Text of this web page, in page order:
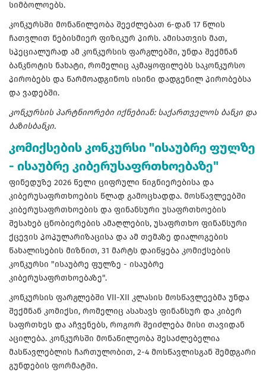
სიმბოლოებს.
კონკურსში მონაწილეობა შეეძლებათ 6-დან 17 წლის
ჩათვლით ნებისმიერ ფიზიკურ პირს. ამისათვის მათ,
სპეციალურად ამ კონკურსის ფარგლებში, უნდა შექმნან
ბანკნოტის ნახატი, რომელიც აკმაყოფილებს საკონკურსო
პირობებს და წარმოადგინოს ისინი დადგენილ პირობებსა
და ვადებში.
კონკურსის პარტნიორები იქნებიან: საქართველოს ბანკი და
ბაზისბანკი.
კომიქსების კონკურსი "ისაუბრე ფულზე
- ისაუბრე კიბერუსაფრთხოებაზე"
ფინედუზე 2026 წელი ციფრული წიგნიერებისა და
კიბერუსაფრთხოების წლად გამოცხადდა. მოსწავლეებში
კიბერუსაფრთხოების და ფინანსური უსაფრთხოების
შესახებ ცნობიერების ამაღლების, უსაფრთხო ფინანსური
ქცევის პოპულარიზაცისა და ამ თემაზე დიალოგების
წახალისების მიზნით, 31 მარტს დაიწყება კომიქსების
კონკურსი "ისაუბრე ფულზე - ისაუბრე
კიბერუსაფრთხოებაზე".
კონკურსის ფარგლებში VII-XII კლასის მოსწავლეებმა უნდა
შექმნან კომიქსი, რომელიც ასახავს ფინანსურ და კიბერ
საფრთხეს და აჩვენებს, როგორ შეიძლება მისი თავიდან
აცილება. კონკურსში მონაწილეობა შესაძლებელია
მასწავლებლის ჩართულობით, 2-4 მოსწავლისგან შემდგარი
გუნდების ფორმატში.